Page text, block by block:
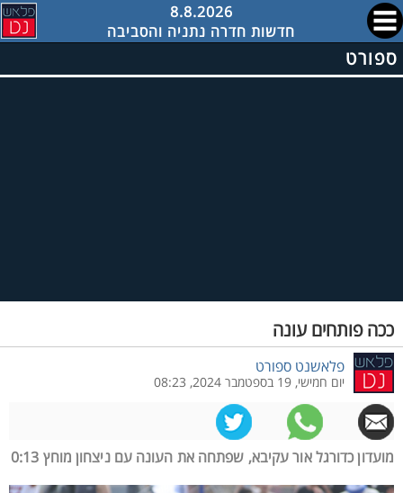
8.8.2026
חדשות חדרה נתניה והסביבה
ספורט
ככה פותחים עונה
פלאשנט ספורט
יום חמישי, 19 בספטמבר 2024, 08:23
מועדון כדורגל אור עקיבא, שפתחה את העונה עם ניצחון מוחץ 0:13